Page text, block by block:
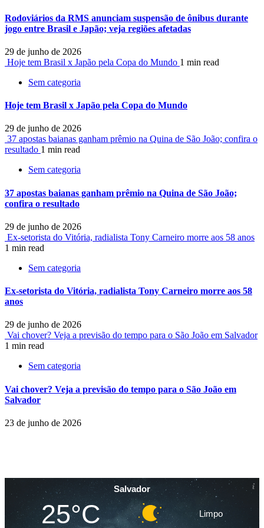
Rodoviários da RMS anunciam suspensão de ônibus durante
jogo entre Brasil e Japão; veja regiões afetadas
29 de junho de 2026
Hoje tem Brasil x Japão pela Copa do Mundo 1 min read
Sem categoria
Hoje tem Brasil x Japão pela Copa do Mundo
29 de junho de 2026
37 apostas baianas ganham prêmio na Quina de São João; confira o
resultado 1 min read
Sem categoria
37 apostas baianas ganham prêmio na Quina de São João;
confira o resultado
29 de junho de 2026
Ex-setorista do Vitória, radialista Tony Carneiro morre aos 58 anos
1 min read
Sem categoria
Ex-setorista do Vitória, radialista Tony Carneiro morre aos 58
anos
29 de junho de 2026
Vai chover? Veja a previsão do tempo para o São João em Salvador
1 min read
Sem categoria
Vai chover? Veja a previsão do tempo para o São João em
Salvador
23 de junho de 2026
Salvador
25°C Limpo